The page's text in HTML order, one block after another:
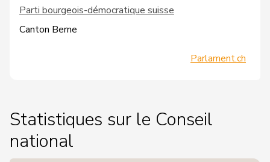
Parti bourgeois-démocratique suisse
Canton Berne
Parlament.ch
Statistiques sur le Conseil
national